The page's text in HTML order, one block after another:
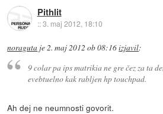
Pithlit
::3. maj 2012, 18:10
noraguta je2. maj 2012 ob 08:16izjavil:
9 colar pa ips matrikia ne gre čez za ta
evebtuelno kak rabljen hp touchpad.
Ah dej ne neumnosti govorit.